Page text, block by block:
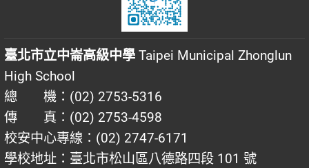
臺北市立中崙高級中學 Taipei Municipal Zhonglun
High School
總 機：(02) 2753-5316
傳 真：(02) 2753-4598
校安中心專線：(02) 2747-6171
學校地址：臺北市松山區八德路四段 101 號